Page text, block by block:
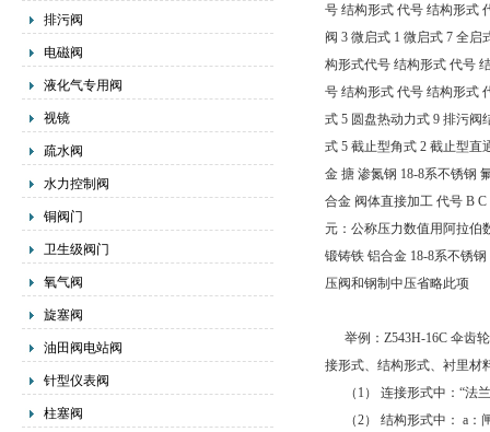
排污阀
电磁阀
液化气专用阀
视镜
疏水阀
水力控制阀
铜阀门
卫生级阀门
氧气阀
旋塞阀
油田阀电站阀
针型仪表阀
柱塞阀
号 结构形式 代号 结构形式
阀 3 微启式 1 微启式 7 全
构形式代号 结构形式 代号
号 结构形式 代号 结构形式
式 5 圆盘热动力式 9 排污阀
式 5 截止型角式 2 截止型
金 搪 渗氮钢 18-8系不锈钢
合金 阀体直接加工 代号 B
元：公称压力数值用阿拉伯
锻铸铁 铝合金 18-8系不锈
压阀和钢制中压省略此项
举例：Z543H-16C 伞齿轮
接形式、结构形式、衬里材
（1） 连接形式中：“法
（2） 结构形式中： a：闸